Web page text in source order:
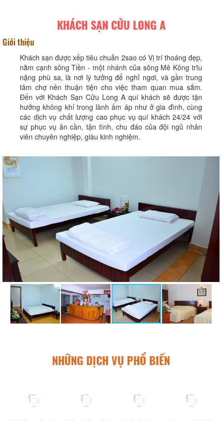
KHÁCH SẠN CỬU LONG A
Giới thiệu
Khách sạn được xếp tiêu chuẫn 2sao có Vị trí thoáng đẹp,
nằm cạnh sông Tiền - một nhánh của sông Mê Kông trĩu
nặng phù sa, là nơi lý tưởng để nghỉ ngơi, và gần trung
tâm chợ nên thuận tiện cho việc tham quan mua sắm.
Đến với Khách Sạn Cửu Long A quí khách sẽ được tận
hưởng không khí trong lành ấm áp như ở gia đình, cùng
các dịch vụ chất lượng cao phục vụ quí khách 24/24 với
sự phục vụ ân cần, tận tình, chu đáo của đội ngủ nhân
viên chuyên nghiệp, giàu kinh nghiệm.
NHỮNG DỊCH VỤ PHỔ BIẾN